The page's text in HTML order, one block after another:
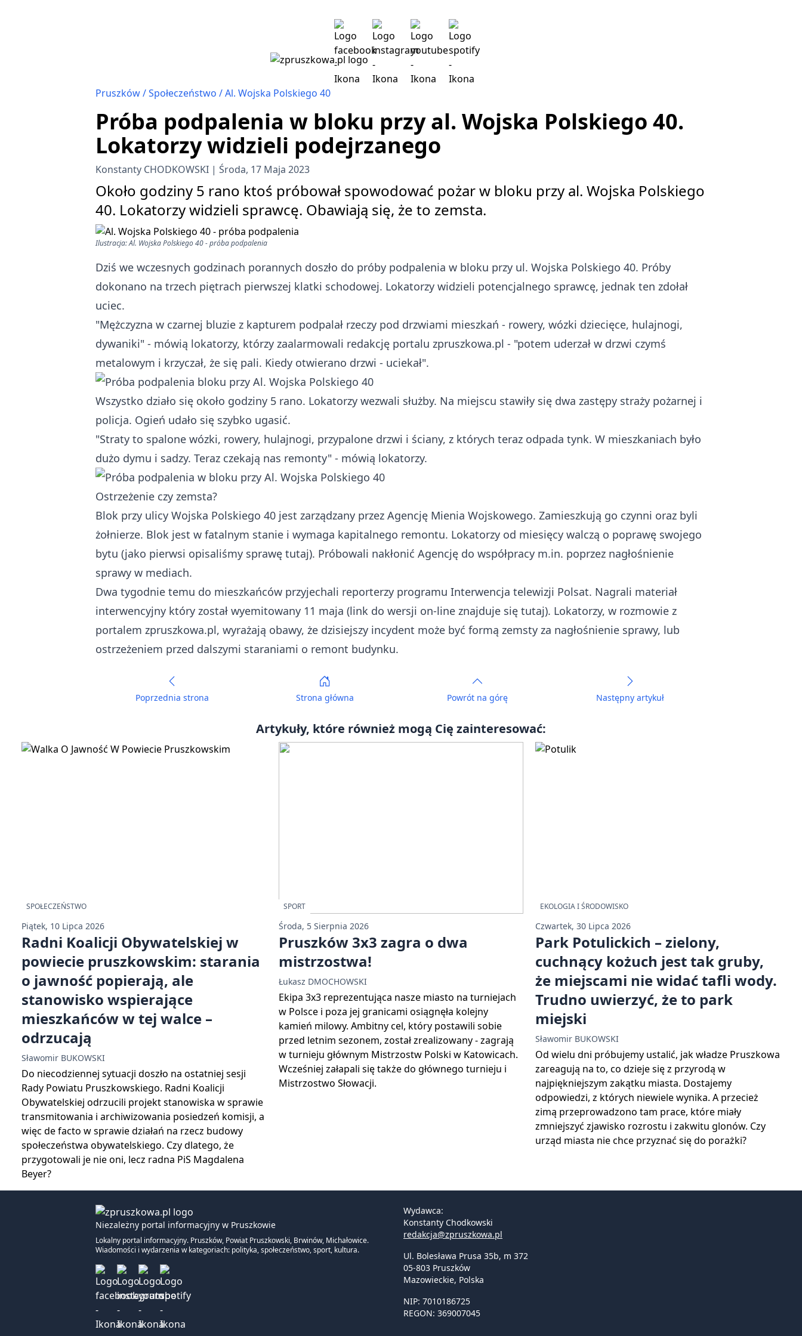
Pruszków Społeczeństwo Al. Wojska Polskiego 40
Próba podpalenia w bloku przy al. Wojska Polskiego 40.
Lokatorzy widzieli podejrzanego
Konstanty CHODKOWSKI Środa, 17 Maja 2023
Około godziny 5 rano ktoś próbował spowodować pożar w bloku przy al. Wojska Polskiego
40. Lokatorzy widzieli sprawcę. Obawiają się, że to zemsta.
Ilustracja: Al. Wojska Polskiego 40 - próba podpalenia
Dziś we wczesnych godzinach porannych doszło do próby podpalenia w bloku przy ul. Wojska Polskiego 40. Próby
dokonano na trzech piętrach pierwszej klatki schodowej. Lokatorzy widzieli potencjalnego sprawcę, jednak ten zdołał
uciec.
"Mężczyzna w czarnej bluzie z kapturem podpalał rzeczy pod drzwiami mieszkań - rowery, wózki dziecięce, hulajnogi,
dywaniki" - mówią lokatorzy, którzy zaalarmowali redakcję portalu zpruszkowa.pl - "potem uderzał w drzwi czymś
metalowym i krzyczał, że się pali. Kiedy otwierano drzwi - uciekał".
Wszystko działo się około godziny 5 rano. Lokatorzy wezwali służby. Na miejscu stawiły się dwa zastępy straży pożarnej i
policja. Ogień udało się szybko ugasić.
"Straty to spalone wózki, rowery, hulajnogi, przypalone drzwi i ściany, z których teraz odpada tynk. W mieszkaniach było
dużo dymu i sadzy. Teraz czekają nas remonty" - mówią lokatorzy.
Ostrzeżenie czy zemsta?
Blok przy ulicy Wojska Polskiego 40 jest zarządzany przez Agencję Mienia Wojskowego. Zamieszkują go czynni oraz byli
żołnierze. Blok jest w fatalnym stanie i wymaga kapitalnego remontu. Lokatorzy od miesięcy walczą o poprawę swojego
bytu (jako pierwsi opisaliśmy sprawę tutaj). Próbowali nakłonić Agencję do współpracy m.in. poprzez nagłośnienie
sprawy w mediach.
Dwa tygodnie temu do mieszkańców przyjechali reporterzy programu Interwencja telewizji Polsat. Nagrali materiał
interwencyjny który został wyemitowany 11 maja (link do wersji on-line znajduje się tutaj). Lokatorzy, w rozmowie z
portalem zpruszkowa.pl, wyrażają obawy, że dzisiejszy incydent może być formą zemsty za nagłośnienie sprawy, lub
ostrzeżeniem przed dalszymi staraniami o remont budynku.
Poprzednia strona Strona główna Powrót na górę Następny artykuł
Artykuły, które również mogą Cię zainteresować:
SPOŁECZEŃSTWO
Piątek, 10 Lipca 2026
Radni Koalicji Obywatelskiej w
powiecie pruszkowskim: starania
o jawność popierają, ale
stanowisko wspierające
mieszkańców w tej walce –
odrzucają
Sławomir BUKOWSKI
Do niecodziennej sytuacji doszło na ostatniej sesji
Rady Powiatu Pruszkowskiego. Radni Koalicji
Obywatelskiej odrzucili projekt stanowiska w sprawie
transmitowania i archiwizowania posiedzeń komisji, a
więc de facto w sprawie działań na rzecz budowy
społeczeństwa obywatelskiego. Czy dlatego, że
przygotowali je nie oni, lecz radna PiS Magdalena
Beyer?
SPORT
Środa, 5 Sierpnia 2026
Pruszków 3x3 zagra o dwa
mistrzostwa!
Łukasz DMOCHOWSKI
Ekipa 3x3 reprezentująca nasze miasto na turniejach
w Polsce i poza jej granicami osiągnęła kolejny
kamień milowy. Ambitny cel, który postawili sobie
przed letnim sezonem, został zrealizowany - zagrają
w turnieju głównym Mistrzostw Polski w Katowicach.
Wcześniej załapali się także do głównego turnieju i
Mistrzostwo Słowacji.
EKOLOGIA I ŚRODOWISKO
Czwartek, 30 Lipca 2026
Park Potulickich – zielony,
cuchnący kożuch jest tak gruby,
że miejscami nie widać tafli wody.
Trudno uwierzyć, że to park
miejski
Sławomir BUKOWSKI
Od wielu dni próbujemy ustalić, jak władze Pruszkowa
zareagują na to, co dzieje się z przyrodą w
najpiękniejszym zakątku miasta. Dostajemy
odpowiedzi, z których niewiele wynika. A przecież
zimą przeprowadzono tam prace, które miały
zmniejszyć zjawisko rozrostu i zakwitu glonów. Czy
urząd miasta nie chce przyznać się do porażki?
Niezależny portal informacyjny w Pruszkowie
Lokalny portal informacyjny. Pruszków, Powiat Pruszkowski, Brwinów, Michałowice.
Wiadomości i wydarzenia w kategoriach: polityka, społeczeństwo, sport, kultura.
Wydawca:
Konstanty Chodkowski
redakcja@zpruszkowa.pl
Ul. Bolesława Prusa 35b, m 372
05-803 Pruszków
Mazowieckie, Polska
NIP: 7010186725
REGON: 369007045